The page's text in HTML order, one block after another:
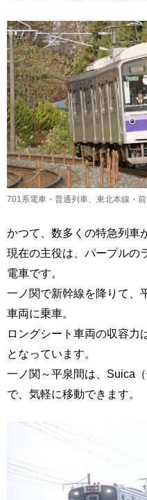
701系電車・普通列車、東北本線・
かつて、数多くの特急列車
現在の主役は、パープルの
電車です。
一ノ関で新幹線を降りて、
車両に乗車。
ロングシート車両の収容力
となっています。
一ノ関～平泉間は、Suica
で、気軽に移動できます。